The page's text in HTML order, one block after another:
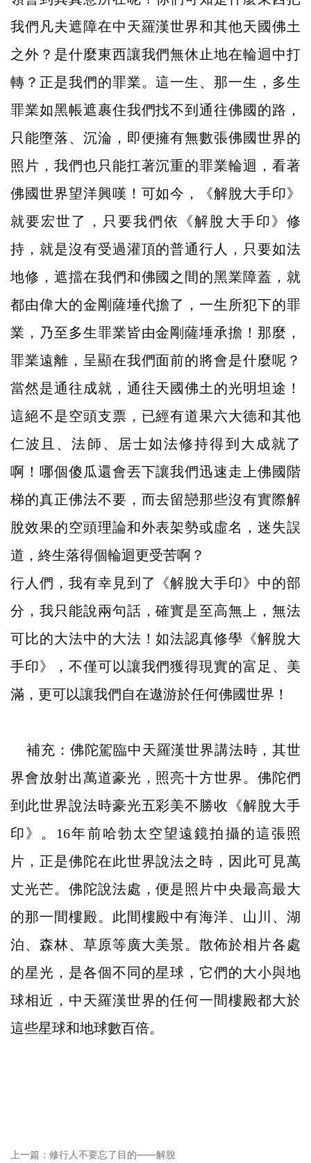
我們凡夫遮障在中天羅漢世界和其他天國佛土
之外？是什麼東西讓我們無休止地在輪迴中打
轉？正是我們的罪業。這一生、那一生，多生
罪業如黑帳遮裹住我們找不到通往佛國的路，
只能墮落、沉淪，即便擁有無數張佛國世界的
照片，我們也只能扛著沉重的罪業輪迴，看著
佛國世界望洋興嘆！可如今，《解脫大手印》
就要宏世了，只要我們依《解脫大手印》修
持，就是沒有受過灌頂的普通行人，只要如法
地修，遮擋在我們和佛國之間的黑業障蓋，就
都由偉大的金剛薩埵代擔了，一生所犯下的罪
業，乃至多生罪業皆由金剛薩埵承擔！那麼，
罪業遠離，呈顯在我們面前的將會是什麼呢？
當然是通往成就，通往天國佛土的光明坦途！
這絕不是空頭支票，已經有道果六大德和其他
仁波且、法師、居士如法修持得到大成就了
啊！哪個傻瓜還會丟下讓我們迅速走上佛國階
梯的真正佛法不要，而去留戀那些沒有實際解
脫效果的空頭理論和外表架勢或虛名，迷失誤
道，終生落得個輪迴更受苦啊？
行人們，我有幸見到了《解脫大手印》中的部
分，我只能說兩句話，確實是至高無上，無法
可比的大法中的大法！如法認真修學《解脫大
手印》，不僅可以讓我們獲得現實的富足、美
滿，更可以讓我們自在遨游於任何佛國世界！
補充：佛陀駕臨中天羅漢世界講法時，其世
界會放射出萬道豪光，照亮十方世界。佛陀們
到此世界說法時豪光五彩美不勝收《解脫大手
印》。16年前哈勃太空望遠鏡拍攝的這張照
片，正是佛陀在此世界說法之時，因此可見萬
丈光芒。佛陀說法處，便是照片中央最高最大
的那一間樓殿。此間樓殿中有海洋、山川、湖
泊、森林、草原等廣大美景。散佈於相片各處
的星光，是各個不同的星球，它們的大小與地
球相近，中天羅漢世界的任何一間樓殿都大於
這些星球和地球數百倍。
上一篇： 修行人不要忘了目的——解脫